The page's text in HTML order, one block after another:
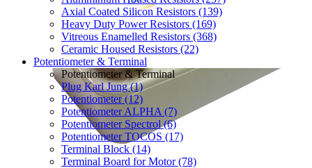
Axial Coated Silicon Resistors (139)
Heavy Duty Power Resistors (169)
Vitreous Enamelled Resistors (368)
Ceramic Housed Resistors (22)
Potentiometer & Terminal
Potentiometer & Terminal
Plug Karl Jung (1)
Potentiometer (12)
Potentiometer ALPHA (7)
Potentiometer Spectrol (6)
Potentiometer TOCOS (17)
Terminal Block (14)
Terminal Board for Motor (78)